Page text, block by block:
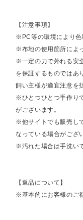
【注意事項】
※PC等の環境により色
※布地の使用箇所によ
※一定の力で外れる安
を保証するものではあ
飼い主様が適宜注意を
※ひとつひとつ手作り
がございます。
※他サイトでも販売し
なっている場合がござ
※汚れた場合は手洗い
【返品について】
※基本的にお客様のご